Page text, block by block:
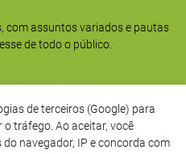
com assuntos variados e pautas
de todo o público.
de terceiros (Google) para
tráfego. Ao aceitar, você
navegador, IP e concorda com